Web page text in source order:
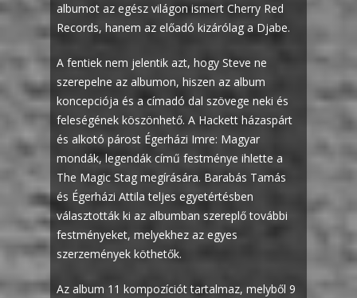
albumot az egész világon ismert Cherry Red
Records, hanem az előadó kizárólag a Djabe.
A fentiek nem jelentik azt, hogy Steve ne
szerepelne az albumon, hiszen az album
koncepciója és a címadó dal szövege neki és
feleségének köszönhető. A Hackett házaspárt
és alkotó párost Égerházi Imre: Magyar
mondák, legendák című festménye ihlette a
The Magic Stag megírására. Barabás Tamás
és Égerházi Attila teljes egyetértésben
választották ki az albumban szereplő további
festményeket, melyekhez az egyes
szerzemények köthetők.
Az album 11 kompozíciót tartalmaz, melyből 9